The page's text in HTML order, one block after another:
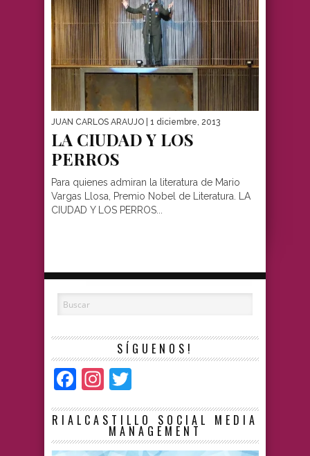
JUAN CARLOS ARAUJO | 1 diciembre, 2013
LA CIUDAD Y LOS
PERROS
Para quienes admiran la literatura de Mario
Vargas Llosa, Premio Nobel de Literatura. LA
CIUDAD Y LOS PERROS...
SÍGUENOS!
Facebook
Instagram
RIALCASTILLO SOCIAL MEDIA
MANAGEMENT